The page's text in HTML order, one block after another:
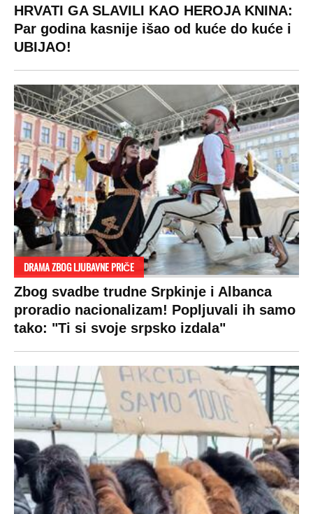
SPREMITE SE
Za posnu slavsku trpezu ove godine treba
izdvojiti ozbiljnu sumu novca: Nečija cela
plata ode na svega 20 gostiju
VESTI
Politika
Društvo
Hronika
Ekonomija
Kosovo
Sudbine
SHOWBIZ
Rijaliti
Zvezde
Holivud
Kviz
SPORT
Fudbal
Košarka
Tenis
Ostali sportovi
Navijači
Showtime
VIRALNO
Bizar
Svaštara
Tiktok
LIFESTYLE
Stil
Ljubav
Zdravlje
Hi-Tech
Kultura
SVET
Planeta
Globalno zagrevanje
Hrvatska
BiH
Crna Gora
Makedonija
Auto
MONDO INC.
Impressum
Kontakt
Marketing
Politika o kolačićima
Uslovi korišćenja
Politika privatnosti
Privacy policy
Terms of service